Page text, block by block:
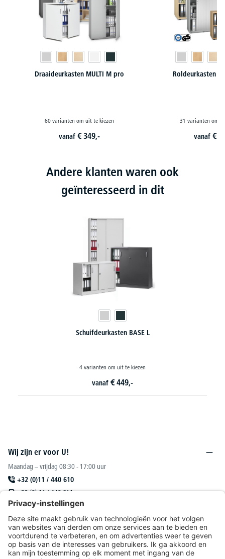
Draaideurkasten MULTI M pro
60 varianten om uit te kiezen
vanaf€ 349,-
Roldeurkasten
31 varianten om
vanaf€
Andere klanten waren ook
geïnteresseerd in dit
Schuifdeurkasten BASE L
Wij zijn er voor U!
Maandag – vrijdag 08:30 - 17:00 uur
+32 (0)11 / 440 610
+32 (0) 11 / 440 611
sales@deskin.be
Of via onscontactformulier.
DESKIN N. V.